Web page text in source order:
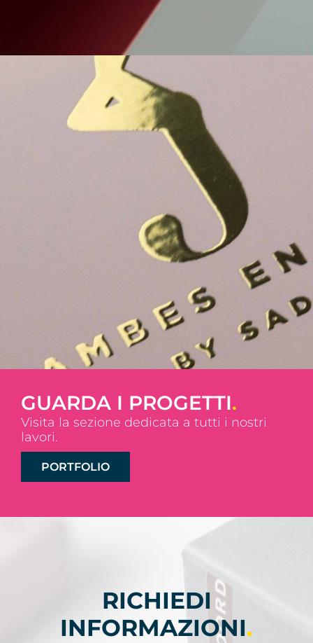
GUARDA I PROGETTI.
Visita la sezione dedicata a tutti i nostri
lavori.
PORTFOLIO
RICHIEDI
INFORMAZIONI.